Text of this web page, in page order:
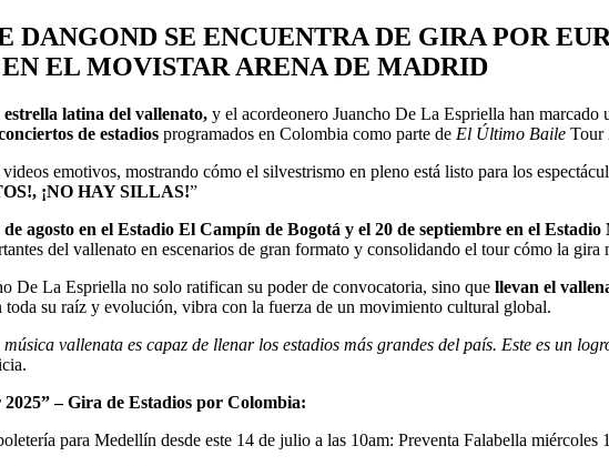
DANGOND SE ENCUENTRA DE GIRA POR
EL MOVISTAR ARENA DE MADRID
estrella latina del vallenato, y el acordeonero Juancho De La Espriella han marcado
de estadios programados en Colombia como parte de El Último Baile Tour
emotivos, mostrando cómo el silvestrismo en pleno está listo para los
¡NO HAY SILLAS!”
de agosto en el Estadio El Campín de Bogotá y el 20 de septiembre en el
del vallenato en escenarios de gran formato y consolidando el tour cómo la gira
De La Espriella no solo ratifican su poder de convocatoria, sino que llevan el
toda su raíz y evolución, vibra con la fuerza de un movimiento cultural global.
vallenata es capaz de llenar los estadios más grandes del país. Este es un
– Gira de Estadios por Colombia:
para Medellín desde este 14 de julio a las 10am: Preventa Falabella